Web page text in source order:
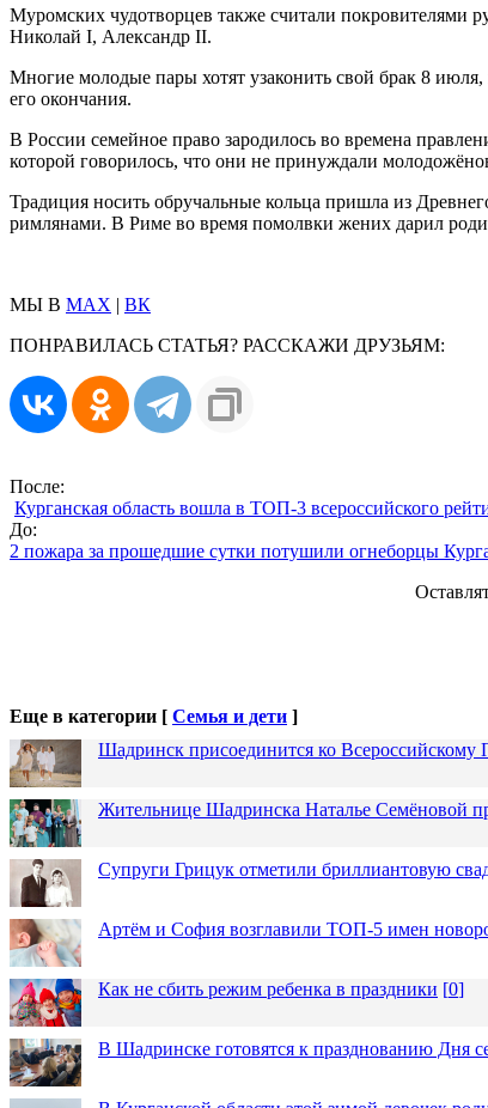
Муромских чудотворцев также считали
Николай I, Александр II.
Многие молодые пары хотят узаконить свой брак 8
его окончания.
В России семейное право зародилось во времена
которой говорилось, что они не принуждали
Традиция носить обручальные кольца пришла из
римлянами. В Риме во время помолвки жених дарил
МЫ В MAX | ВК
ПОНРАВИЛАСЬ СТАТЬЯ? РАССКАЖИ ДРУЗЬЯМ:
После:
Курганская область вошла в ТОП-3 всероссийского
До:
2 пожара за прошедшие сутки потушили огнеборцы
Еще в категории [ Семья и дети ]
Шадринск присоединится ко Всероссийскому
Жительнице Шадринска Наталье Семёновой
Супруги Грицук отметили бриллиантовую
Артём и София возглавили ТОП-5 имен
Как не сбить режим ребенка в праздники [0]
В Шадринске готовятся к празднованию Дня